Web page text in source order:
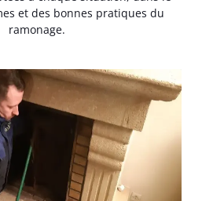
et des bonnes pratiques du
ramonage.